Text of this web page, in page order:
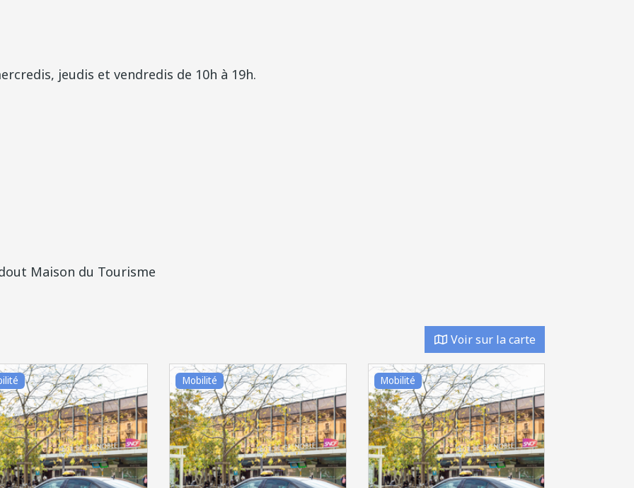
jeudis et vendredis de 10h à 19h.
Maison du Tourisme
Voir sur la carte
Mobilité Mobilité